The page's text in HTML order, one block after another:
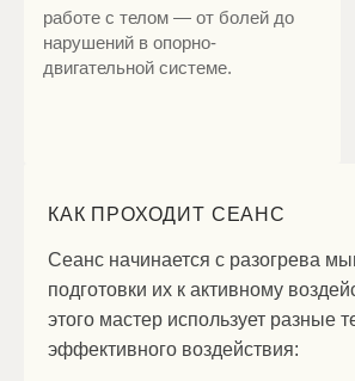
КАК ПРОХОДИТ СЕАНС
Сеанс начинается с разогрева
подготовки их к активному
этого мастер использует разные
эффективного воздействия:
работе с телом — от болей до
нарушений в опорно-
двигательной системе.